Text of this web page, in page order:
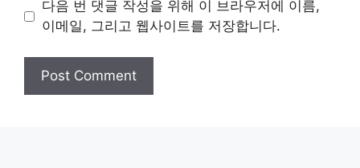
다음 번 댓글 작성을 위해 이 브라우저에 이름,
이메일, 그리고 웹사이트를 저장합니다.